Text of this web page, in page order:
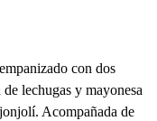
con dos
lechugas y mayonesa
Acompañada de